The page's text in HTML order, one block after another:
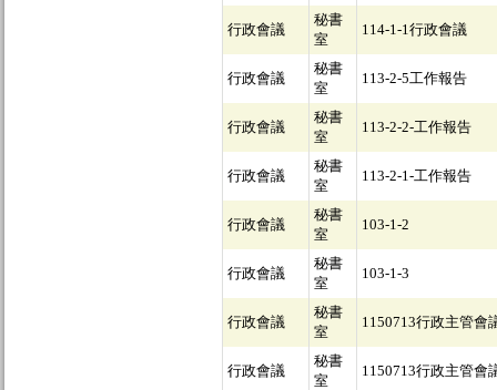
行政會議
秘書
室
114-1-1行政會議
行政會議
秘書
室
113-2-5工作報告
行政會議
秘書
室
113-2-2-工作報告
行政會議
秘書
室
113-2-1-工作報告
行政會議
秘書
室
103-1-2
行政會議
秘書
室
103-1-3
行政會議
秘書
室
1150713行政主管會
行政會議
秘書
室
1150713行政主管會